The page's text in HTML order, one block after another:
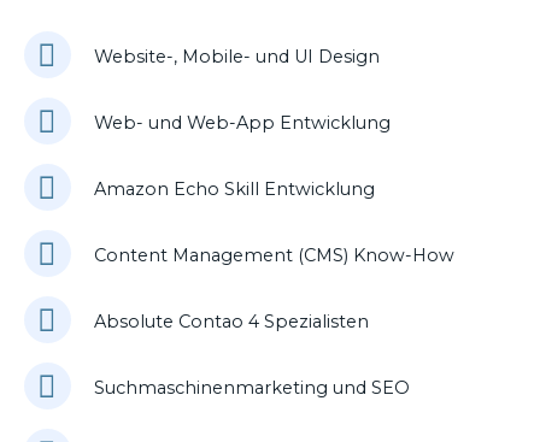
Website-, Mobile- und UI Design
Web- und Web-App Entwicklung
Amazon Echo Skill Entwicklung
Content Management (CMS) Know-How
Absolute Contao 4 Spezialisten
Suchmaschinenmarketing und SEO